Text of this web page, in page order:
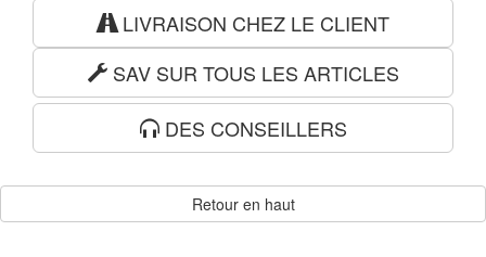
LIVRAISON CHEZ LE CLIENT
SAV SUR TOUS LES ARTICLES
DES CONSEILLERS
Retour en haut